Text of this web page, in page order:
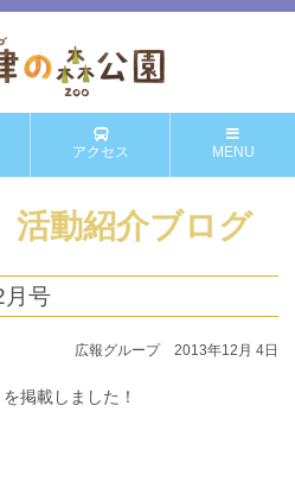
アクセス MENU
動紹介ブログ
月号
広報グループ 2013年12月 4日
掲載しました！